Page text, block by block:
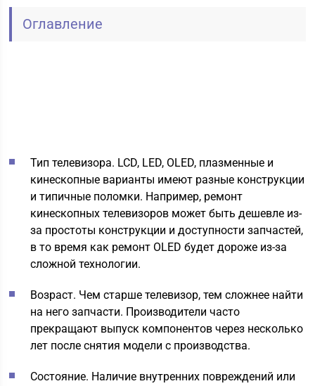
Оглавление
Тип телевизора. LCD, LED, OLED, плазменные и
кинескопные варианты имеют разные конструкции
и типичные поломки. Например, ремонт
кинескопных телевизоров может быть дешевле из-
за простоты конструкции и доступности запчастей,
в то время как ремонт OLED будет дороже из-за
сложной технологии.
Возраст. Чем старше телевизор, тем сложнее найти
на него запчасти. Производители часто
прекращают выпуск компонентов через несколько
лет после снятия модели с производства.
Состояние. Наличие внутренних повреждений или